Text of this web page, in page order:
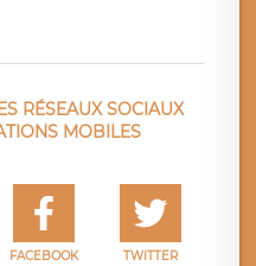
RÉSEAUX SOCIAUX
MOBILES
FACEBOOK TWITTER